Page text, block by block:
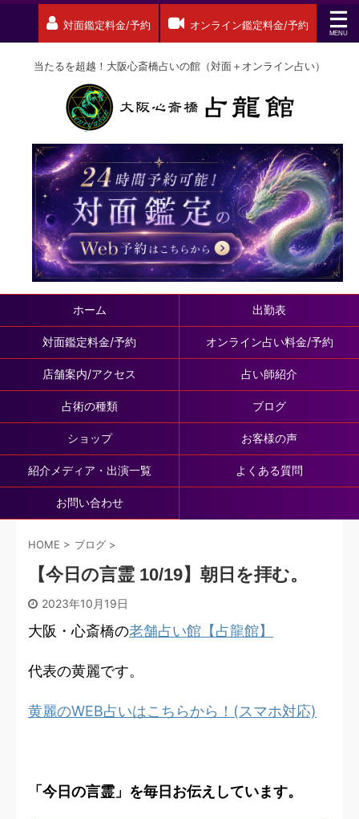
対面鑑定料金/予約 オンライン鑑定料金/予約
当たるを超越！大阪心斎橋占いの館（対面＋オンライン占い）
ホーム 出勤表
対面鑑定料金/予約 オンライン占い料金/予約
店舗案内/アクセス 占い師紹介
占術の種類 ブログ
ショップ お客様の声
紹介メディア・出演一覧 よくある質問
お問い合わせ
HOME > ブログ >
【今日の言霊 10/19】朝日を拝む。
2023年10月19日
大阪・心斎橋の老舗占い館【占龍館】
代表の黄麗です。
黄麗のWEB占いはこちらから！(スマホ対応)
「今日の言霊」を毎日お伝えしています。